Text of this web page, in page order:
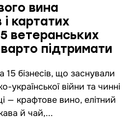
вина
картатих
ветеранських
підтримати
15 бізнесів, що заснували
української війни та чинні
— крафтове вино, елітний
й чай,...